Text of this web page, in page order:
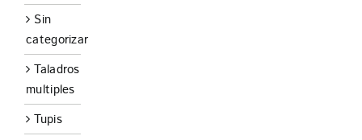
Sin
categorizar
Taladros
multiples
Tupis